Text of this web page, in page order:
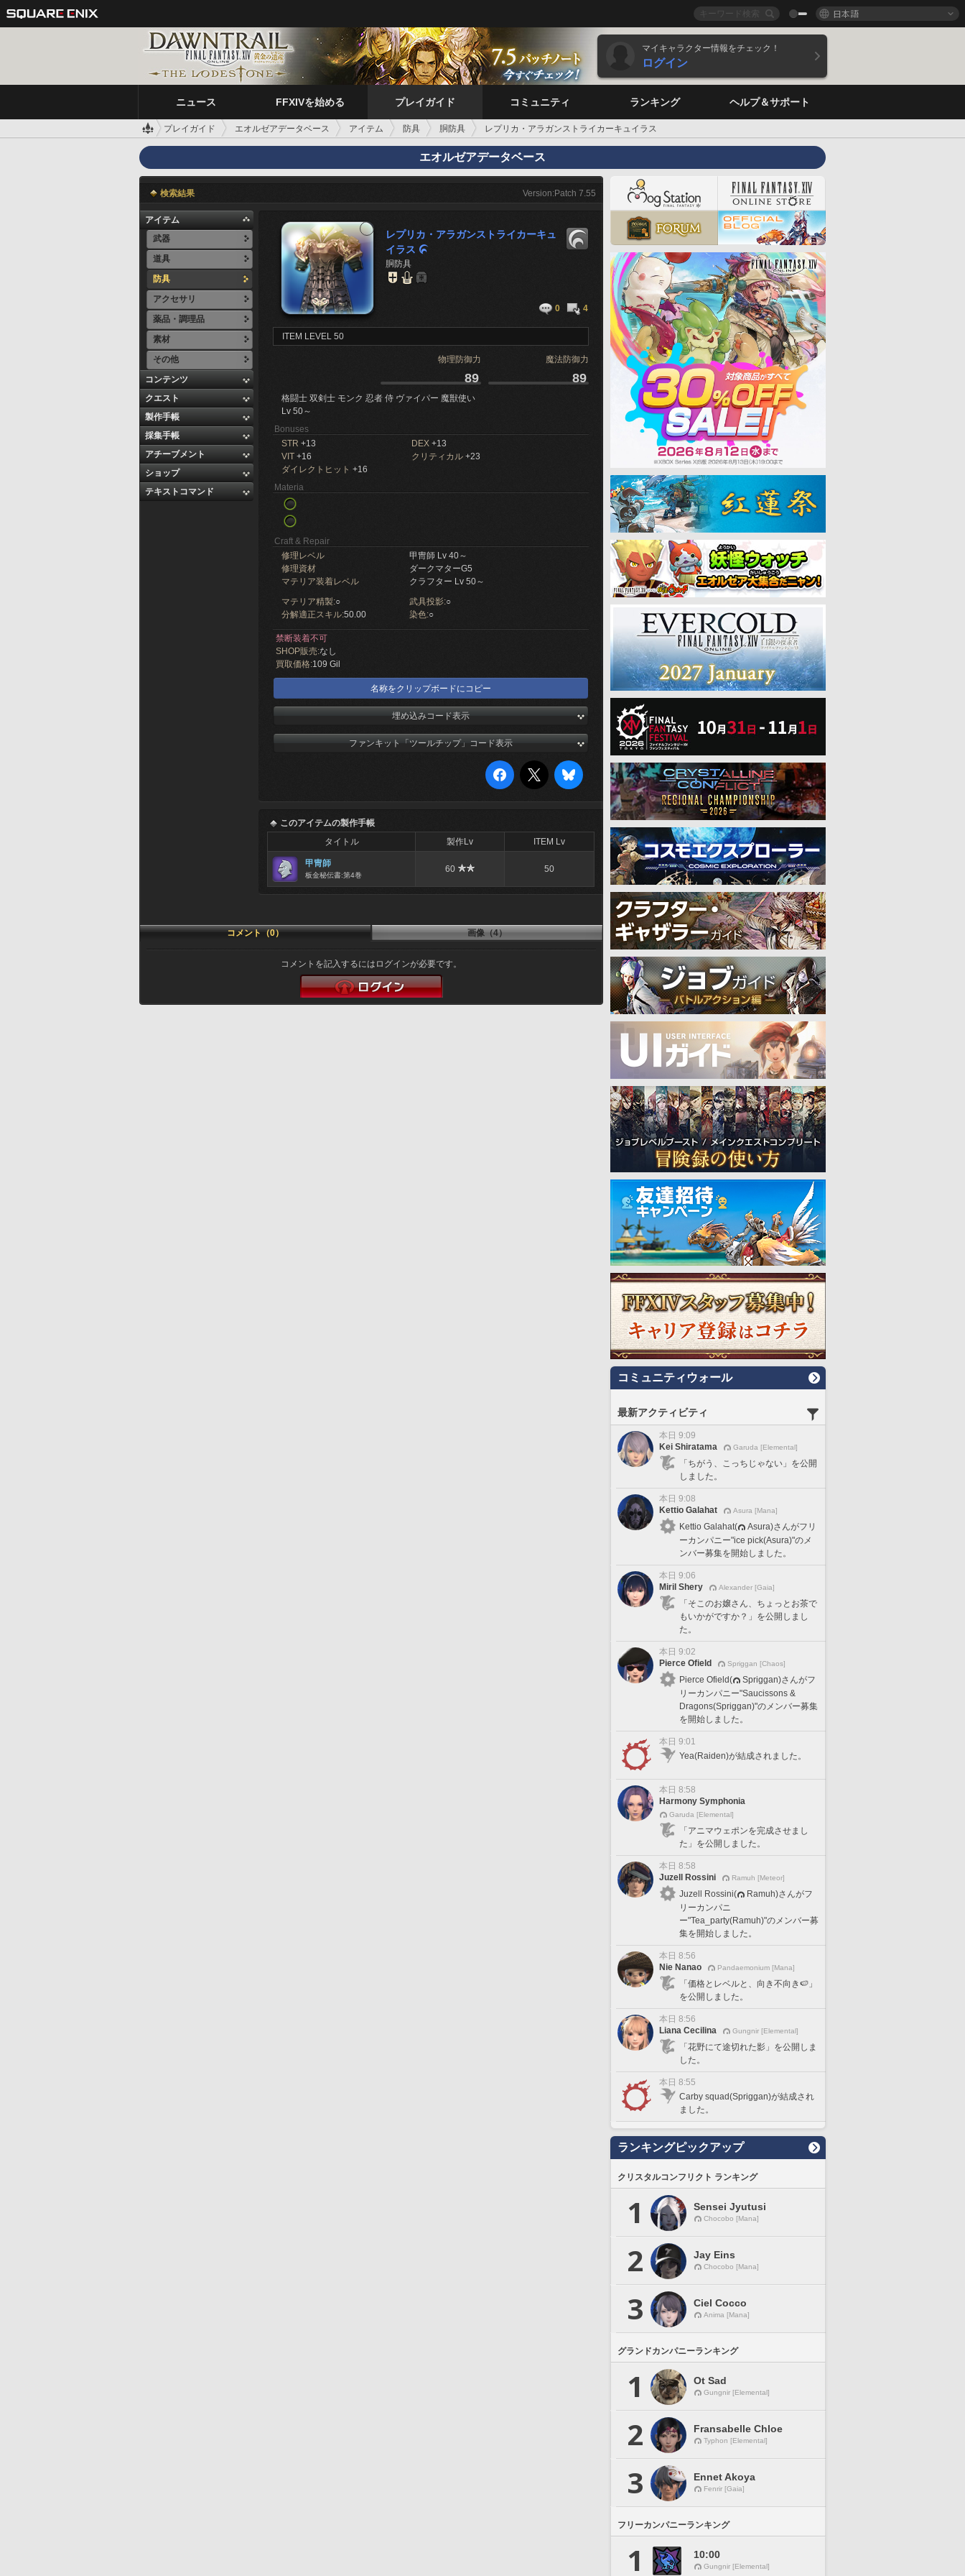
日本語
マイキャラクター情報をチェック！
ログイン
ニュース FFXIVを始める プレイガイド コミュニティ ランキング ヘルプ＆サポート
プレイガイド エオルゼアデータベース アイテム 防具 胴防具 レプリカ・アラガンストライカーキュイラス
エオルゼアデータベース
検索結果 Version:Patch 7.55
アイテム
武器
道具
防具
アクセサリ
薬品・調理品
素材
その他
コンテンツ
クエスト
製作手帳
採集手帳
アチーブメント
ショップ
テキストコマンド
レプリカ・アラガンストライカーキュ
イラス 
胴防具
0 4
ITEM LEVEL 50
物理防御力 魔法防御力
89 89
格闘士 双剣士 モンク 忍者 侍 ヴァイパー 魔獣使い
Lv 50～
Bonuses
STR +13 DEX +13
VIT +16 クリティカル +23
ダイレクトヒット +16
Materia
Craft & Repair
修理レベル
甲冑師 Lv 40～
修理資材
ダークマターG5
マテリア装着レベル
クラフター Lv 50～
マテリア精製:○ 武具投影:○
分解適正スキル:50.00 染色:○
禁断装着不可
SHOP販売:なし
買取価格:109 Gil
名称をクリップボードにコピー
埋め込みコード表示
ファンキット「ツールチップ」コード表示
このアイテムの製作手帳
タイトル
製作Lv ITEM Lv
甲冑師
板金秘伝書:第4巻
60 50
コメント（0） 画像（4）
コメントを記入するにはログインが必要です。
コミュニティウォール
最新アクティビティ
本日 9:09
Kei Shiratama
Garuda [Elemental]
「ちがう、こっちじゃない」を公開
しました。
本日 9:08
Kettio Galahat
Asura [Mana]
Kettio Galahat(
Asura)さんがフリ
ーカンパニー"ice pick(Asura)"のメ
ンバー募集を開始しました。
本日 9:06
Miril Shery
Alexander [Gaia]
「そこのお嬢さん、ちょっとお茶で
もいかがですか？」を公開しまし
た。
本日 9:02
Pierce Ofield
Spriggan [Chaos]
Pierce Ofield(
Spriggan)さんがフ
リーカンパニー"Saucissons &
Dragons(Spriggan)"のメンバー募集
を開始しました。
本日 9:01
Yea(Raiden)が結成されました。
本日 8:58
Harmony Symphonia
Garuda [Elemental]
「アニマウェポンを完成させまし
た」を公開しました。
本日 8:58
Juzell Rossini
Ramuh [Meteor]
Juzell Rossini(
Ramuh)さんがフ
リーカンパニ
ー"Tea_party(Ramuh)"のメンバー募
集を開始しました。
本日 8:56
Nie Nanao
Pandaemonium [Mana]
「価格とレベルと、向き不向き🍉」
を公開しました。
本日 8:56
Liana Cecilina
Gungnir [Elemental]
「花野にて途切れた影」を公開しま
した。
本日 8:55
Carby squad(Spriggan)が結成され
ました。
ランキングピックアップ
クリスタルコンフリクト ランキング
1 Sensei Jyutusi
Chocobo [Mana]
2 Jay Eins
Chocobo [Mana]
3 Ciel Cocco
Anima [Mana]
グランドカンパニーランキング
1 Ot Sad
Gungnir [Elemental]
2 Fransabelle Chloe
Typhon [Elemental]
3 Ennet Akoya
Fenrir [Gaia]
フリーカンパニーランキング
1 10:00
Gungnir [Elemental]